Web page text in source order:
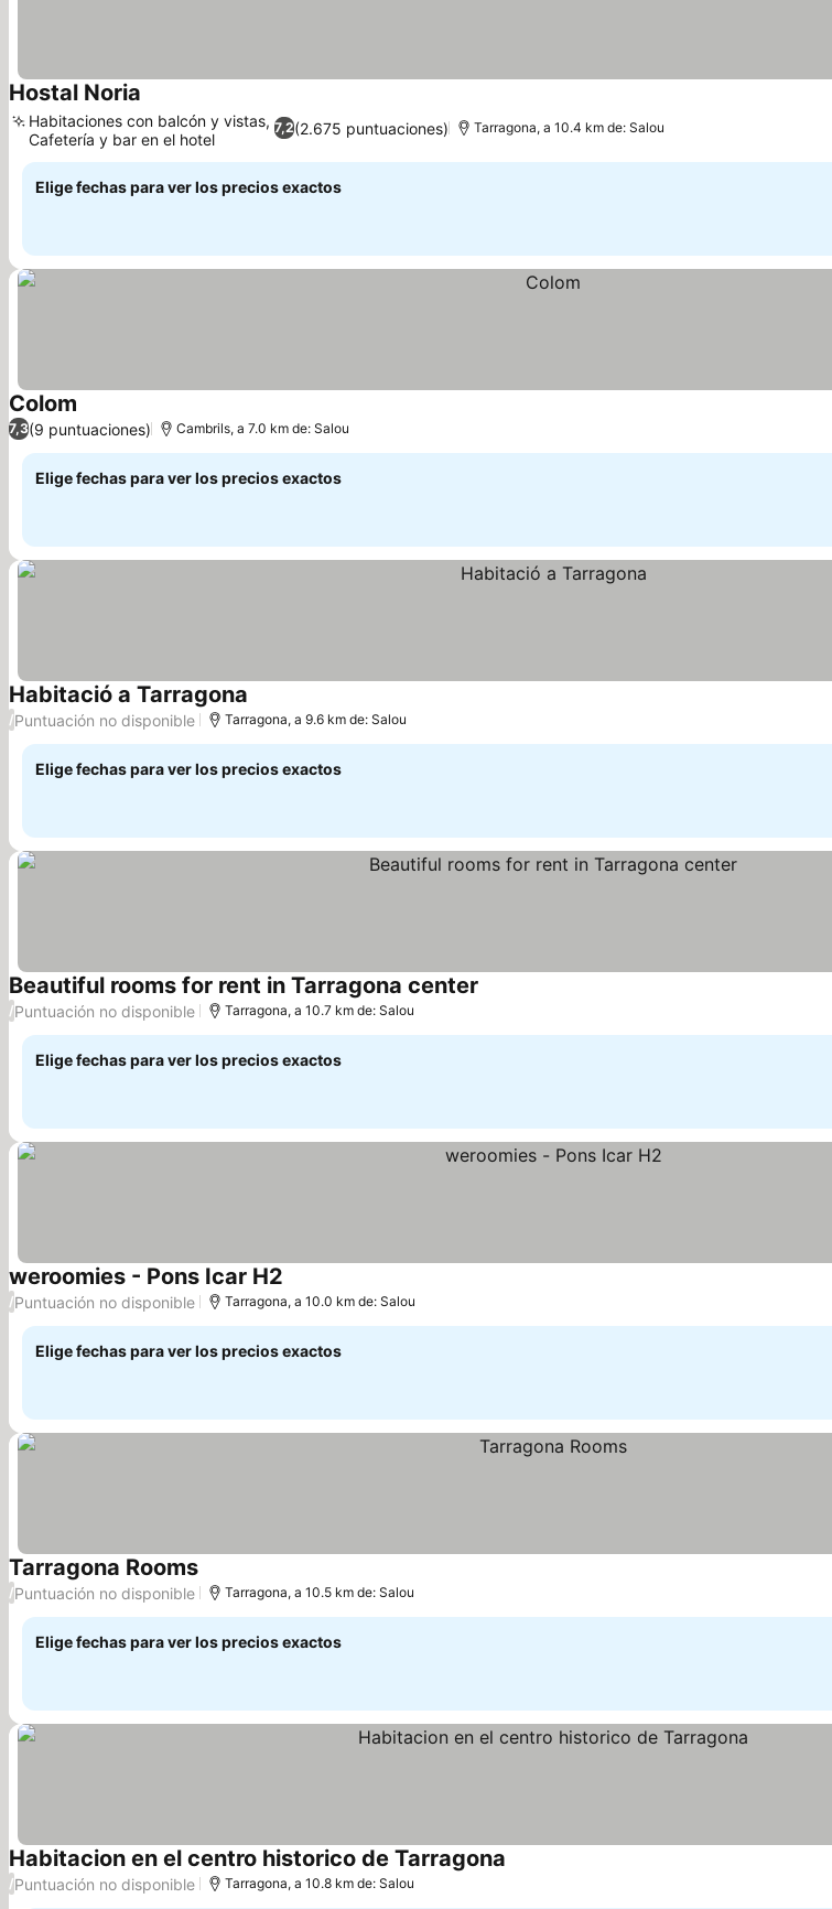
Hostal Noria
7,2(2.675 puntuaciones)
Habitaciones con balcón y vistas,
Cafetería y bar en el hotel
Tarragona, a 10.4 km de: Salou
Elige fechas para ver los precios exactos
Colom
7,3(9 puntuaciones) Cambrils, a 7.0 km de: Salou
Elige fechas para ver los precios exactos
Habitació a Tarragona
/Puntuación no disponible Tarragona, a 9.6 km de: Salou
Elige fechas para ver los precios exactos
Beautiful rooms for rent in Tarragona center
/Puntuación no disponible Tarragona, a 10.7 km de: Salou
Elige fechas para ver los precios exactos
weroomies - Pons Icar H2
/Puntuación no disponible Tarragona, a 10.0 km de: Salou
Elige fechas para ver los precios exactos
Tarragona Rooms
/Puntuación no disponible Tarragona, a 10.5 km de: Salou
Elige fechas para ver los precios exactos
Habitacion en el centro historico de Tarragona
/Puntuación no disponible Tarragona, a 10.8 km de: Salou